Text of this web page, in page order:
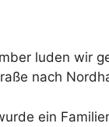
luden wir
nach
ein